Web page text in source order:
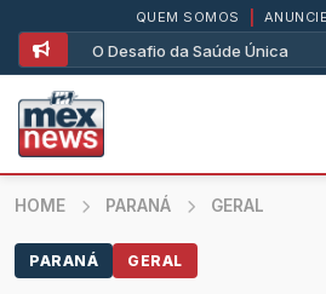
O Desafio da Saúde Única
QUEM SOMOS ANUNCIE
HOME PARANÁ GERAL
PARANÁ GERAL